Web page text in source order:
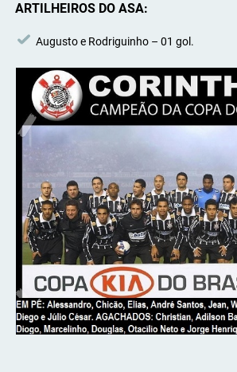
ARTILHEIROS DO ASA:
Augusto e Rodriguinho – 01 gol.